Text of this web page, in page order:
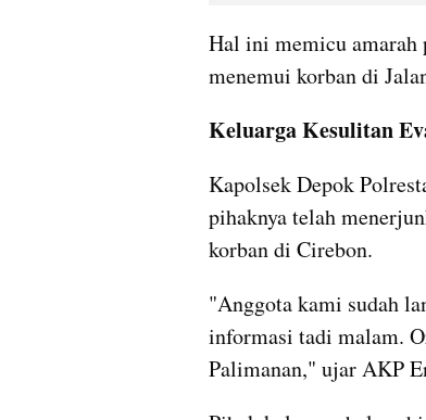
Hal ini memicu amarah
menemui korban di
Keluarga Kesulitan
Kapolsek Depok
pihaknya telah
korban di Cirebon.
"Anggota kami sudah
informasi tadi malam.
Palimanan," ujar AKP